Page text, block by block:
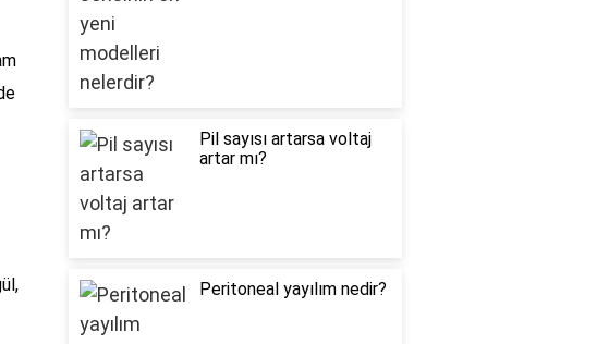
Pil sayısı artarsa voltaj
artar mı?
Peritoneal yayılım nedir?